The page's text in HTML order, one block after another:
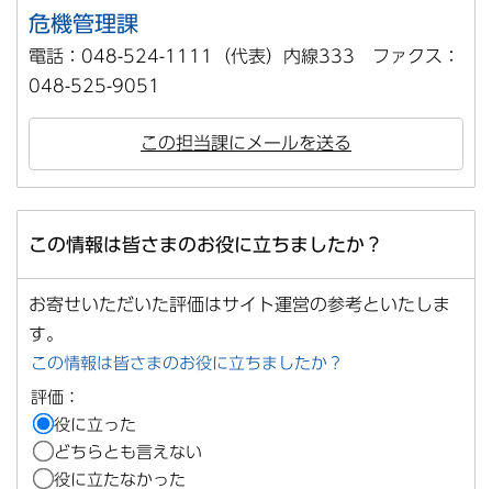
危機管理課
電話：048-524-1111（代表）内線333 ファクス：
048-525-9051
この担当課にメールを送る
この情報は皆さまのお役に立ちましたか？
お寄せいただいた評価はサイト運営の参考といたしま
す。
この情報は皆さまのお役に立ちましたか？
評価：
役に立った
どちらとも言えない
役に立たなかった